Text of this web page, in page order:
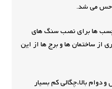
می شد.
چسب ها برای نصب سنگ های
ساختمان ها و برج ها از این
بالا،چگالی کم بسیار